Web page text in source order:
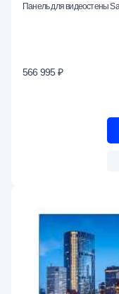
Панель для видеостены
566 995 ₽